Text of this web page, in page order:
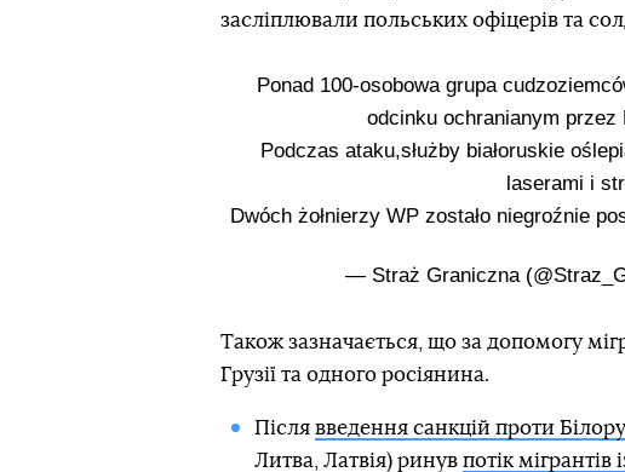
засліплювали польських офіцерів та
Ponad 100-osobowa grupa
odcinku ochranianym przez
Podczas ataku,służby białoruskie
laserami i
Dwóch żołnierzy WP zostało niegroźnie
— Straż Graniczna
Також зазначається, що за допомогу
Грузії та одного росіянина.
Після введення санкцій проти
Литва, Латвія) ринув потік мігрантів